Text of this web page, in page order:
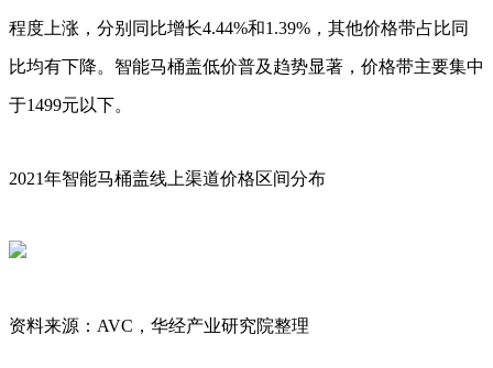
程度上涨，分别同比增长4.44%和1.39%，其他价格带占比同
比均有下降。智能马桶盖低价普及趋势显著，价格带主要集中
于1499元以下。
2021年智能马桶盖线上渠道价格区间分布
资料来源：AVC，华经产业研究院整理